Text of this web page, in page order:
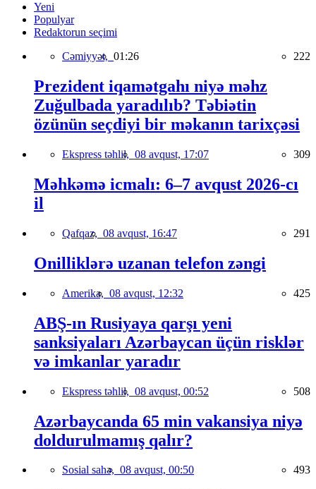
Yeni
Populyar
Redaktorun seçimi
Cəmiyyət, 01:26 222
Prezident iqamətgahı niyə məhz
Zuğulbada yaradılıb? Təbiətin
özünün seçdiyi bir məkanın tarixçəsi
Ekspress təhlil, 08 avqust, 17:07 309
Məhkəmə icmalı: 6–7 avqust 2026-cı
il
Qafqaz, 08 avqust, 16:47 291
Onilliklərə uzanan telefon zəngi
Amerika, 08 avqust, 12:32 425
ABŞ-ın Rusiyaya qarşı yeni
sanksiyaları Azərbaycan üçün risklər
və imkanlar yaradır
Ekspress təhlil, 08 avqust, 00:52 508
Azərbaycanda 65 min vakansiya niyə
doldurulmamış qalır?
Sosial sahə, 08 avqust, 00:50 493